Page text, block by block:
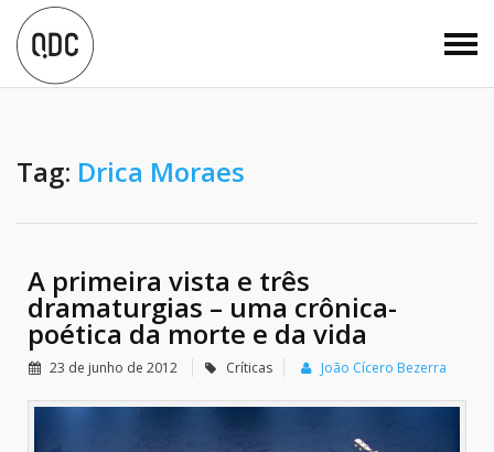
Tag: Drica Moraes
A primeira vista e três
dramaturgias – uma crônica-
poética da morte e da vida
23 de junho de 2012 Críticas João Cícero Bezerra